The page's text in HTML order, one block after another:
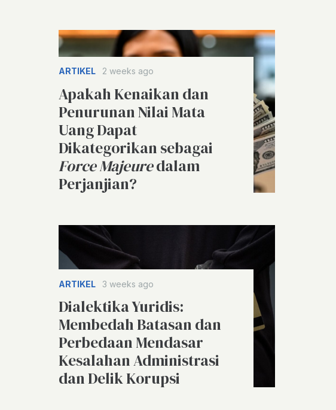
ARTIKEL 2 weeks ago
Apakah Kenaikan dan
Penurunan Nilai Mata
Uang Dapat
Dikategorikan sebagai
Force Majeuredalam
Perjanjian?
ARTIKEL 3 weeks ago
Dialektika Yuridis:
Membedah Batasan dan
Perbedaan Mendasar
Kesalahan Administrasi
dan Delik Korupsi